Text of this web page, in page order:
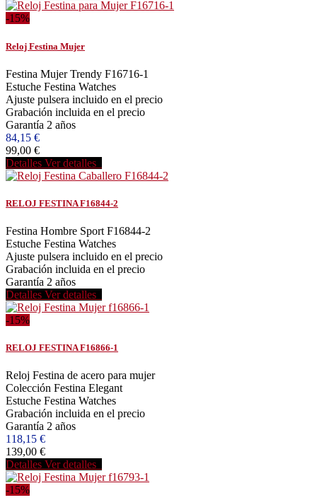
-15%
Reloj Festina Mujer
Festina Mujer Trendy F16716-1
Estuche Festina Watches
Ajuste pulsera incluido en el precio
Grabación incluida en el precio
Garantía 2 años
84,15 €
99,00 €
Detalles Ver detalles
RELOJ FESTINA F16844-2
Festina Hombre Sport F16844-2
Estuche Festina Watches
Ajuste pulsera incluido en el precio
Grabación incluida en el precio
Garantía 2 años
Detalles Ver detalles
-15%
RELOJ FESTINA F16866-1
Reloj Festina de acero para mujer
Colección Festina Elegant
Estuche Festina Watches
Grabación incluida en el precio
Garantía 2 años
118,15 €
139,00 €
Detalles Ver detalles
-15%